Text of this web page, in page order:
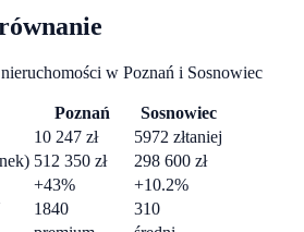
w Poznań i Sosnowiec
Poznań
Sosnowiec
10 247 zł 5972 złtaniej
512 350 zł 298 600 zł
+43% +10.2%
1840
310